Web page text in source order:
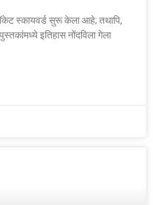
स्कायवर्ड सुरू केला आहे; तथापि,
इतिहास नोंदविला गेला